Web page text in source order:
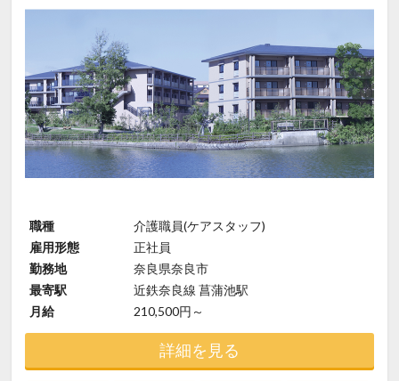
職種
介護職員(ケアスタッフ)
雇用形態
正社員
勤務地
奈良県奈良市
最寄駅
近鉄奈良線 菖蒲池駅
月給
210,500円～
詳細を見る